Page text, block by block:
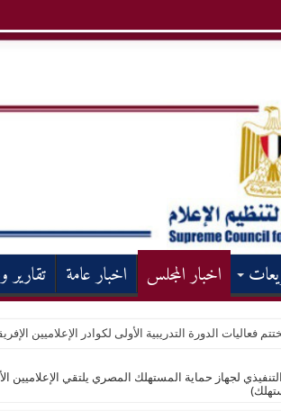
اخبار المجلس اخبار عامة
فعاليات الدورة التدريبية الأولى لكوادر الإعلاميين
التنفيذي لجهاز حماية المستهلك المصري يلتقي الإعلاميين